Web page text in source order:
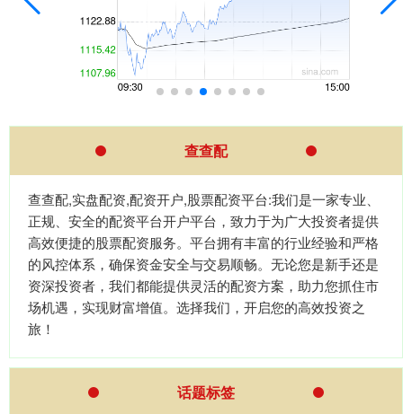
查查配
查查配,实盘配资,配资开户,股票配资平台:我们是一家专业、
正规、安全的配资平台开户平台，致力于为广大投资者提供
高效便捷的股票配资服务。平台拥有丰富的行业经验和严格
的风控体系，确保资金安全与交易顺畅。无论您是新手还是
资深投资者，我们都能提供灵活的配资方案，助力您抓住市
场机遇，实现财富增值。选择我们，开启您的高效投资之
旅！
话题标签